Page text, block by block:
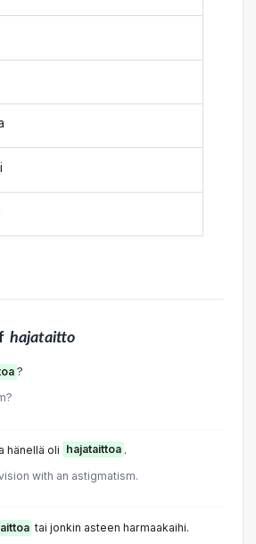
hajataitto
?
hänellä oli hajataittoa .
with an astigmatism.
tai jonkin asteen harmaakaihi.